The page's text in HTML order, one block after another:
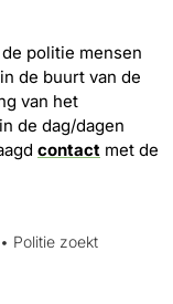
politie mensen
de buurt van de
van het
de dag/dagen
contact met de
• Politie zoekt